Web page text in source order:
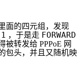
面的四元组，发现
，于是走 FORWARD
转发给 PPPoE 网
包头，并且又随机映